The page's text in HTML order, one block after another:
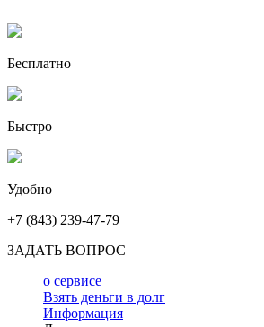
Бесплатно
Быстро
Удобно
+7 (843) 239-47-79
ЗАДАТЬ ВОПРОС
о сервисе
Взять деньги в долг
Информация